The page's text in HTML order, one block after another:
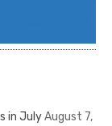
in JulyAugust 7,